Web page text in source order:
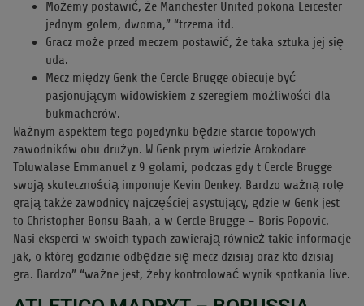
Możemy postawić, że Manchester United pokona Leicester
jednym golem, dwoma,” “trzema itd.
Gracz może przed meczem postawić, że taka sztuka jej się
uda.
Mecz między Genk the Cercle Brugge obiecuje być
pasjonującym widowiskiem z szeregiem możliwości dla
bukmacherów.
Ważnym aspektem tego pojedynku będzie starcie topowych
zawodników obu drużyn. W Genk prym wiedzie Arokodare
Toluwalase Emmanuel z 9 golami, podczas gdy t Cercle Brugge
swoją skutecznością imponuje Kevin Denkey. Bardzo ważną rolę
grają także zawodnicy najczęściej asystujący, gdzie w Genk jest
to Christopher Bonsu Baah, a w Cercle Brugge – Boris Popovic.
Nasi eksperci w swoich typach zawierają również takie informacje
jak, o której godzinie odbędzie się mecz dzisiaj oraz kto dzisiaj
gra. Bardzo” “ważne jest, żeby kontrolować wynik spotkania live.